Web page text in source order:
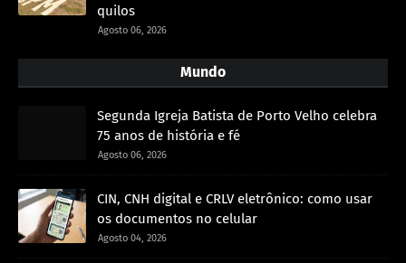
quilos
Agosto 06, 2026
Mundo
Segunda Igreja Batista de Porto Velho celebra
75 anos de história e fé
Agosto 06, 2026
CIN, CNH digital e CRLV eletrônico: como usar
os documentos no celular
Agosto 04, 2026